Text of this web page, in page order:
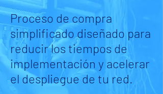
Proceso de compra
simplificado diseñado para
reducir los tiempos de
implementación y acelerar
el despliegue de tu red.